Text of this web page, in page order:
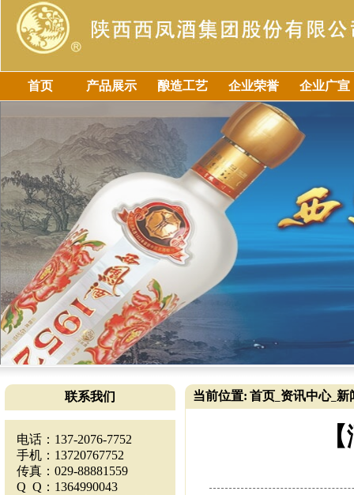
首页 产品展示 酿造工艺 企业荣誉 企业广宣
联系我们
电话：137-2076-7752
手机：13720767752
传真：029-88881559
Q Q：1364990043
当前位置: 首页 资讯中心_ 新